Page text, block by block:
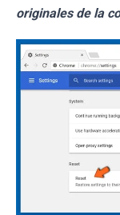
originales de la